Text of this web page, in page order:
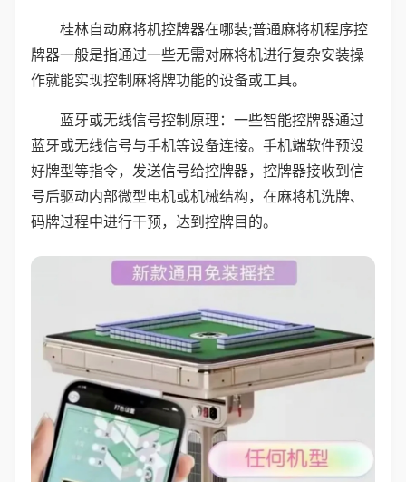
桂林自动麻将机控牌器在哪装;普通麻将机程序控
牌器一般是指通过一些无需对麻将机进行复杂安装操
作就能实现控制麻将牌功能的设备或工具。
蓝牙或无线信号控制原理：一些智能控牌器通过
蓝牙或无线信号与手机等设备连接。手机端软件预设
好牌型等指令，发送信号给控牌器，控牌器接收到信
号后驱动内部微型电机或机械结构，在麻将机洗牌、
码牌过程中进行干预，达到控牌目的。